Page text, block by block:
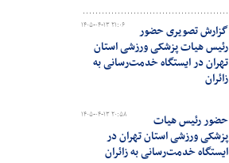
۱۴۰۵-۰۴-۱۳ ۲۱:۰۶
گزارش تصویری حضور
رئیس هیات پزشکی ورزشی استان
تهران در ایستگاه‌ خدمت‌رسانی به
زائران
۱۴۰۵-۰۴-۱۳ ۲۰:۵۸
حضور رئیس هیات
پزشکی ورزشی استان تهران در
ایستگاه‌ خدمت‌رسانی به زائران